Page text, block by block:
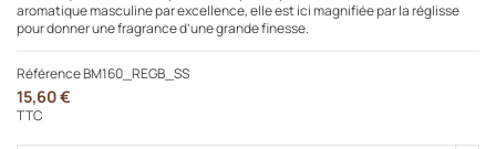
aromatique masculine par excellence, elle est ici magnifiée par la réglisse
pour donner une fragrance d’une grande finesse.
RéférenceBM160_REGB_SS
15,60 €
TTC